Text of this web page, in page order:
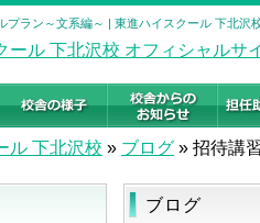
プラン～文系編～ | 東進ハイスクール 下北沢
ル 下北沢校 » ブログ » 招待講
ブログ